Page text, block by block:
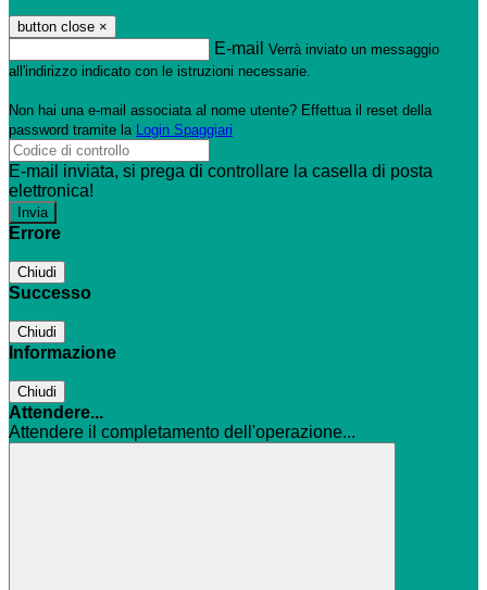
button close ×
E-mail Verrà inviato un messaggio
all'indirizzo indicato con le istruzioni necessarie.
Non hai una e-mail associata al nome utente? Effettua il reset della
password tramite la Login Spaggiari
E-mail inviata, si prega di controllare la casella di posta
elettronica!
Errore
Chiudi
Successo
Chiudi
Informazione
Chiudi
Attendere...
Attendere il completamento dell'operazione...